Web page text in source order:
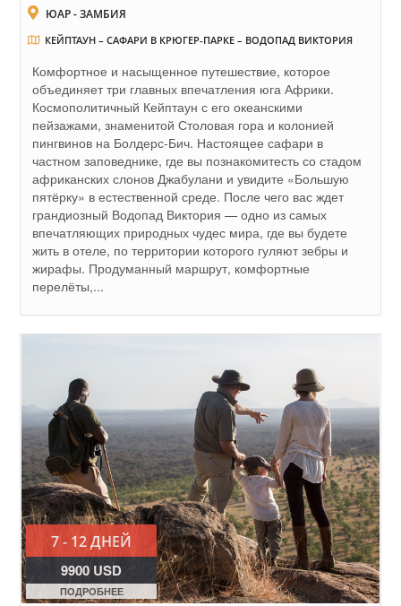
ЮАР - ЗАМБИЯ
КЕЙПТАУН – САФАРИ В КРЮГЕР-ПАРКЕ – ВОДОПАД ВИКТОРИЯ
Комфортное и насыщенное путешествие, которое
объединяет три главных впечатления юга Африки.
Космополитичный Кейптаун с его океанскими
пейзажами, знаменитой Столовая гора и колонией
пингвинов на Болдерс-Бич. Настоящее сафари в
частном заповеднике, где вы познакомитесть со стадом
африканских слонов Джабулани и увидите «Большую
пятёрку» в естественной среде. После чего вас ждет
грандиозный Водопад Виктория — одно из самых
впечатляющих природных чудес мира, где вы будете
жить в отеле, по территории которого гуляют зебры и
жирафы. Продуманный маршрут, комфортные
перелёты,...
7 - 12 ДНЕЙ
9900 USD
ПОДРОБНЕЕ